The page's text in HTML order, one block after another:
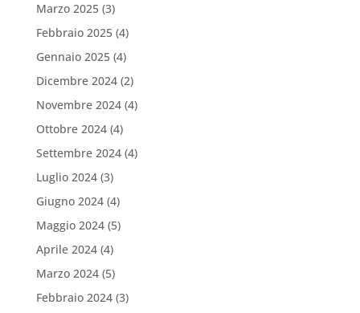
Marzo 2025(3)
Febbraio 2025(4)
Gennaio 2025(4)
Dicembre 2024(2)
Novembre 2024(4)
Ottobre 2024(4)
Settembre 2024(4)
Luglio 2024(3)
Giugno 2024(4)
Maggio 2024(5)
Aprile 2024(4)
Marzo 2024(5)
Febbraio 2024(3)